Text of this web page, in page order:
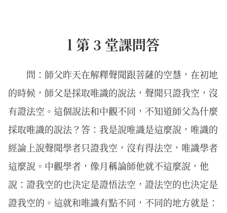
l 第 3 堂課問答
問：師父昨天在解釋聲聞跟菩薩的空慧，在初地
的時候，師父是採取唯識的說法，聲聞只證我空，沒
有證法空。這個說法和中觀不同，不知道師父為什麼
採取唯識的說法？答：我是說唯識是這麼說，唯識的
經論上說聲聞學者只證我空，沒有得法空，唯識學者
這麼說。中觀學者，像月稱論師他就不這麼說，他
說：證我空的也決定是證悟法空，證法空的也決定是
證我空的。這就和唯識有點不同，不同的地方就是：